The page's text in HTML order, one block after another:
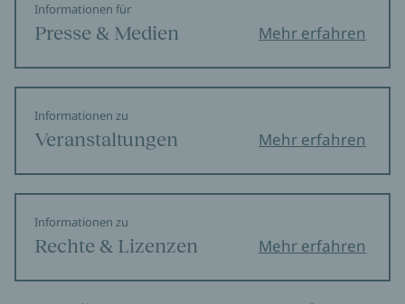
Informationen für
Presse & Medien Mehr erfahren
Informationen zu
Veranstaltungen Mehr erfahren
Informationen zu
Rechte & Lizenzen Mehr erfahren